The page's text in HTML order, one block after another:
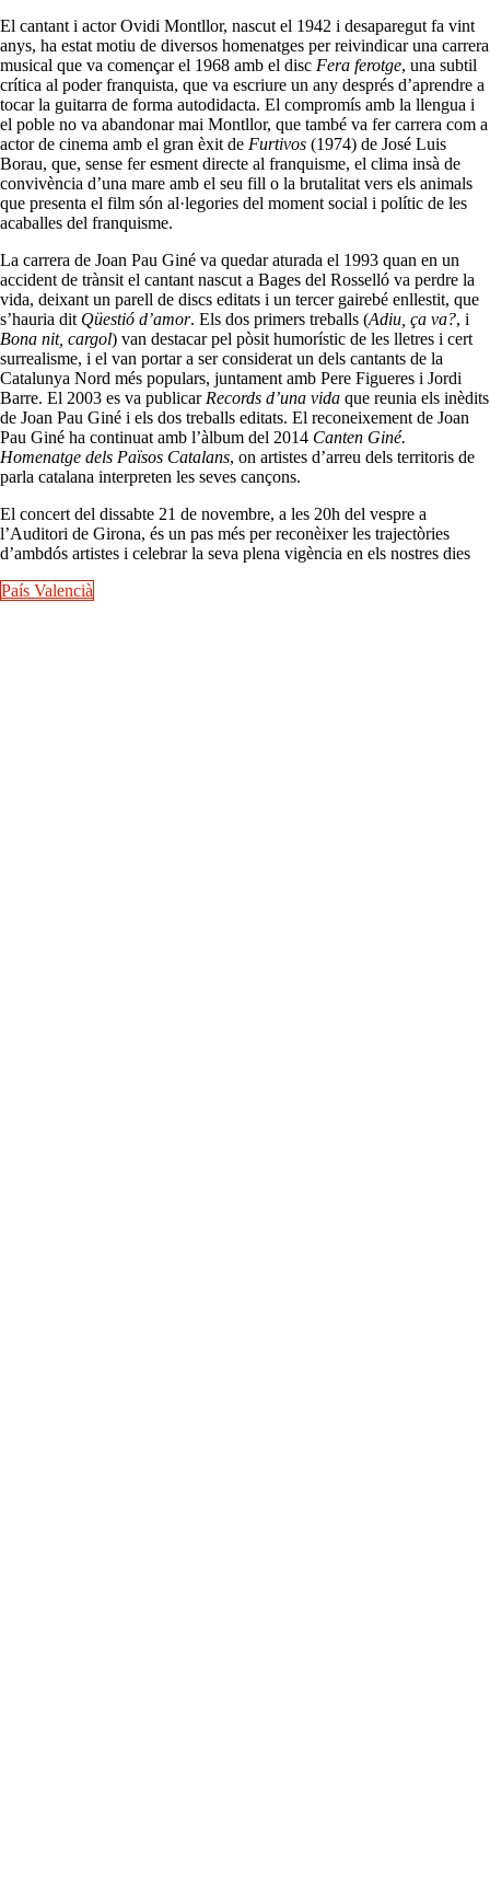
El cantant i actor Ovidi Montllor, nascut el 1942 i desaparegut fa vint
anys, ha estat motiu de diversos homenatges per reivindicar una carrera
musical que va començar el 1968 amb el disc Fera ferotge, una subtil
crítica al poder franquista, que va escriure un any després d’aprendre a
tocar la guitarra de forma autodidacta. El compromís amb la llengua i
el poble no va abandonar mai Montllor, que també va fer carrera com a
actor de cinema amb el gran èxit de Furtivos (1974) de José Luis
Borau, que, sense fer esment directe al franquisme, el clima insà de
convivència d’una mare amb el seu fill o la brutalitat vers els animals
que presenta el film són al·legories del moment social i polític de les
acaballes del franquisme.
La carrera de Joan Pau Giné va quedar aturada el 1993 quan en un
accident de trànsit el cantant nascut a Bages del Rosselló va perdre la
vida, deixant un parell de discs editats i un tercer gairebé enllestit, que
s’hauria dit Qüestió d’amor. Els dos primers treballs (Adiu, ça va?, i
Bona nit, cargol) van destacar pel pòsit humorístic de les lletres i cert
surrealisme, i el van portar a ser considerat un dels cantants de la
Catalunya Nord més populars, juntament amb Pere Figueres i Jordi
Barre. El 2003 es va publicarRecords d’una vida que reunia els inèdits
de Joan Pau Giné i els dos treballs editats. El reconeixement de Joan
Pau Giné ha continuat amb l’àlbum del 2014 Canten Giné.
Homenatge dels Països Catalans, on artistes d’arreu dels territoris de
parla catalana interpreten les seves cançons.
El concert del dissabte 21 de novembre, a les 20h del vespre a
l’Auditori de Girona, és un pas més per reconèixer les trajectòries
d’ambdós artistes i celebrar la seva plena vigència en els nostres dies
País Valencià